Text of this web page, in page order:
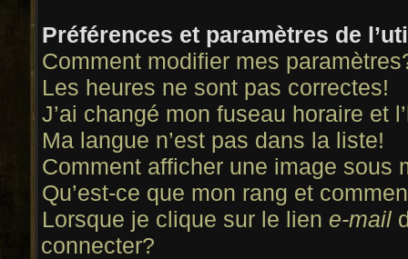
Préférences et paramètres de
Comment modifier mes
Les heures ne sont pas correctes!
J’ai changé mon fuseau horaire et
Ma langue n’est pas dans la liste!
Comment afficher une image sous
Qu’est-ce que mon rang et
Lorsque je clique sur le lien e-mail
connecter?